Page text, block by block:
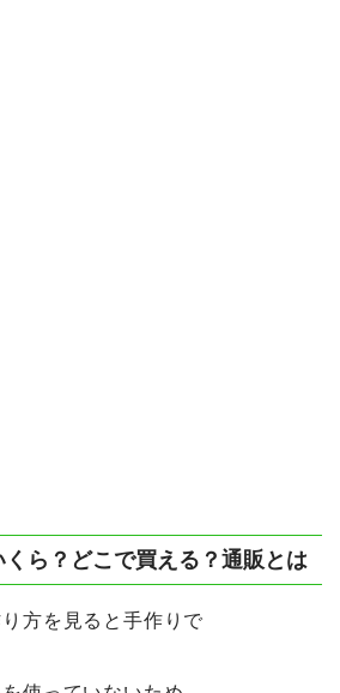
ら？どこで買える？通販とは
方を見ると手作りで